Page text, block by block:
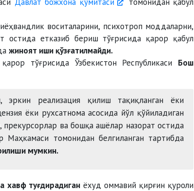
воситаларини, психотроп моддаларни,
остида етказиб бериш тўғрисида қарор қабул
жиноят иши қўзғатилмайди.
тўғрисида Ўзбекистон Республикаси Бош
эркин реализация қилиш тақиқланган ёки
ёки рухсатнома асосида йўл қўйиладиган
ва бошқа ашёлар назорат остида
Маҳкамаси томонидан белгиланган тартибда
мумкин.
хавф туғдирадиганёхуд оммавий қирғин қуроли